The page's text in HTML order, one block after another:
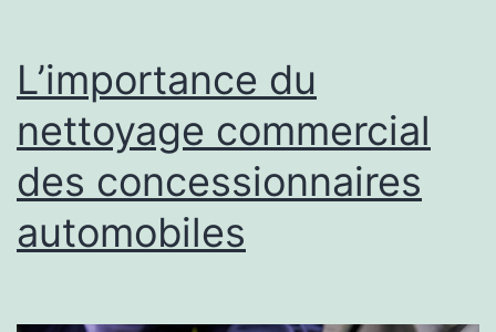
bien
rangé.
L’importance du
nettoyage commercial
des concessionnaires
automobiles